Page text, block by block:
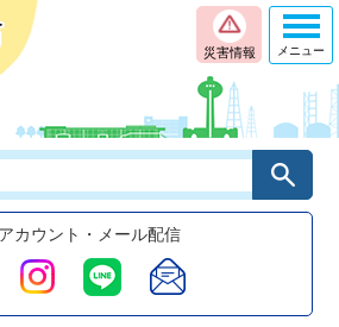
災害情報
カウント・メール配信
メニュー